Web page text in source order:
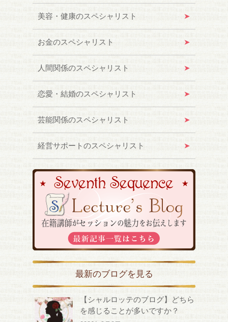
美容・健康のスペシャリスト
お金のスペシャリスト
人間関係のスペシャリスト
恋愛・結婚のスペシャリスト
芸能関係のスペシャリスト
経営サポートのスペシャリスト
最新のブログを見る
【シャルロッテのブログ】どちら
を感じることが多いですか？